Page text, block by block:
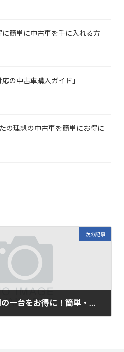
に簡単に中古車を手に入れる方
の中古車購入ガイド」
の理想の中古車を簡単にお得に
次の記事
「あなたの理想の一台をお得に！簡単・安心の全国納車中古車販売」